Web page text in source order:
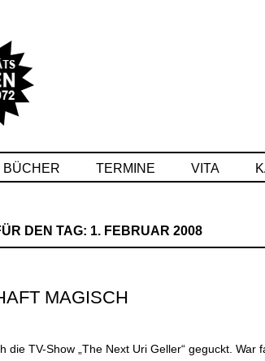
BÜCHER TERMINE VITA
DEN TAG: 1. FEBRUAR 2008
MAGISCH
die TV-Show „The Next Uri Geller“ geguckt. War